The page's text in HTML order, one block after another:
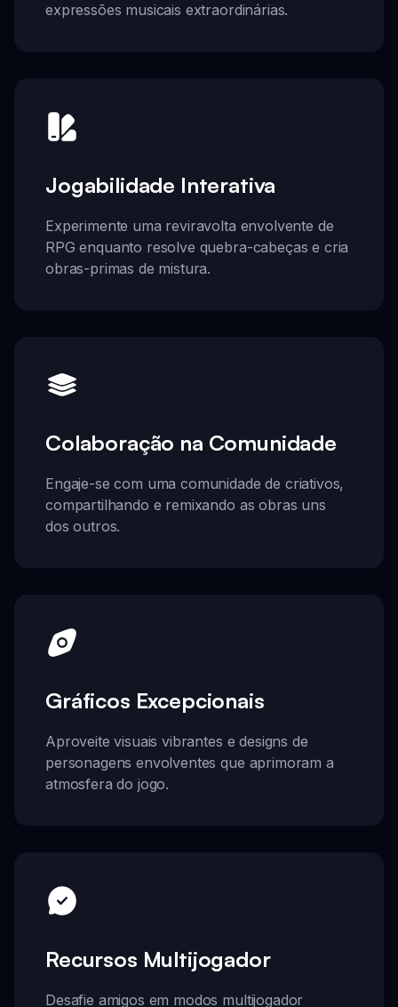
expressões musicais extraordinárias.
Jogabilidade Interativa
Experimente uma reviravolta envolvente de
RPG enquanto resolve quebra-cabeças e cria
obras-primas de mistura.
Colaboração na Comunidade
Engaje-se com uma comunidade de criativos,
compartilhando e remixando as obras uns
dos outros.
Gráficos Excepcionais
Aproveite visuais vibrantes e designs de
personagens envolventes que aprimoram a
atmosfera do jogo.
Recursos Multijogador
Desafie amigos em modos multijogador